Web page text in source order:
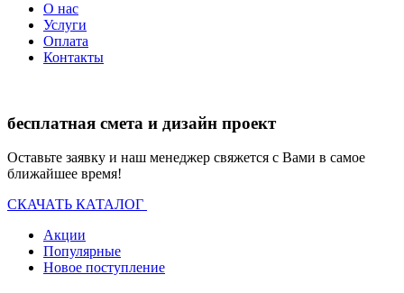
О нас
Услуги
Оплата
Контакты
бесплатная смета и дизайн проект
Оставьте заявку и наш менеджер свяжется с Вами в самое
ближайшее время!
СКАЧАТЬ КАТАЛОГ
Акции
Популярные
Новое поступление